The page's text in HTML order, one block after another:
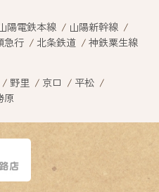
陽電鉄本線
山陽新幹線
急行 北条鉄道
神鉄粟生線
野里 京口
平松
原